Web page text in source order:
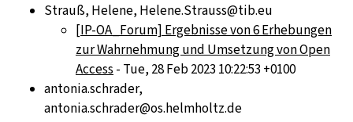
Strauß, Helene, Helene.Strauss@tib.eu
[IP-OA_Forum] Ergebnisse von 6 Erhebungen
zur Wahrnehmung und Umsetzung von Open
Access - Tue, 28 Feb 2023 10:22:53 +0100
antonia.schrader,
antonia.schrader@os.helmholtz.de